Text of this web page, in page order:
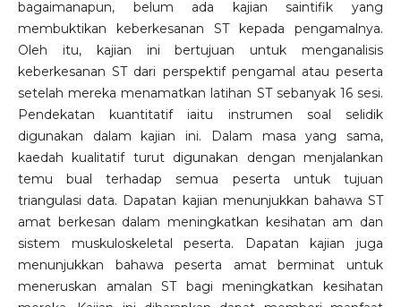
bagaimanapun, belum ada kajian saintifik yang
membuktikan keberkesanan ST kepada pengamalnya.
Oleh itu, kajian ini bertujuan untuk menganalisis
keberkesanan ST dari perspektif pengamal atau peserta
setelah mereka menamatkan latihan ST sebanyak 16 sesi.
Pendekatan kuantitatif iaitu instrumen soal selidik
digunakan dalam kajian ini. Dalam masa yang sama,
kaedah kualitatif turut digunakan dengan menjalankan
temu bual terhadap semua peserta untuk tujuan
triangulasi data. Dapatan kajian menunjukkan bahawa ST
amat berkesan dalam meningkatkan kesihatan am dan
sistem muskuloskeletal peserta. Dapatan kajian juga
menunjukkan bahawa peserta amat berminat untuk
meneruskan amalan ST bagi meningkatkan kesihatan